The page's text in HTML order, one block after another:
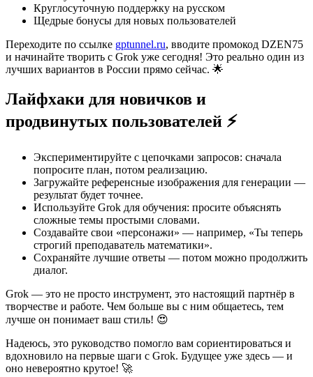
Круглосуточную поддержку на русском
Щедрые бонусы для новых пользователей
Переходите по ссылке gptunnel.ru, вводите промокод DZEN75
и начинайте творить с Grok уже сегодня! Это реально один из
лучших вариантов в России прямо сейчас. 🌟
Лайфхаки для новичков и
продвинутых пользователей ⚡
Экспериментируйте с цепочками запросов: сначала
попросите план, потом реализацию.
Загружайте референсные изображения для генерации —
результат будет точнее.
Используйте Grok для обучения: просите объяснять
сложные темы простыми словами.
Создавайте свои «персонажи» — например, «Ты теперь
строгий преподаватель математики».
Сохраняйте лучшие ответы — потом можно продолжить
диалог.
Grok — это не просто инструмент, это настоящий партнёр в
творчестве и работе. Чем больше вы с ним общаетесь, тем
лучше он понимает ваш стиль! 😍
Надеюсь, это руководство помогло вам сориентироваться и
вдохновило на первые шаги с Grok. Будущее уже здесь — и
оно невероятно крутое! 🚀